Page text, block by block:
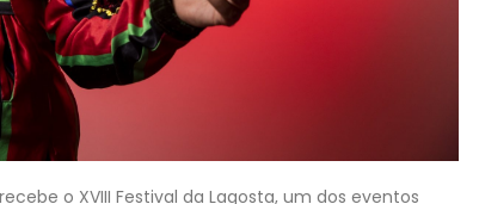
o XVIII Festival da Lagosta, um dos eventos